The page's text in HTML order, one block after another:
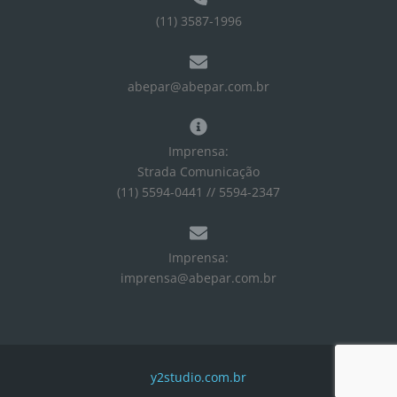
(11) 3587-1996
abepar@abepar.com.br
Imprensa:
Strada Comunicação
(11) 5594-0441 // 5594-2347
Imprensa:
imprensa@abepar.com.br
y2studio.com.br